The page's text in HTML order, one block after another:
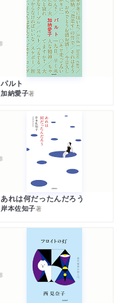
パルト
加納愛子著
あれは何だったんだろう
岸本佐知子著